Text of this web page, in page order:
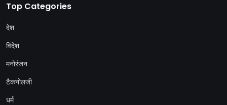
Top Categories
देश
विदेश
मनोरंजन
टैकनोलजी
धर्म